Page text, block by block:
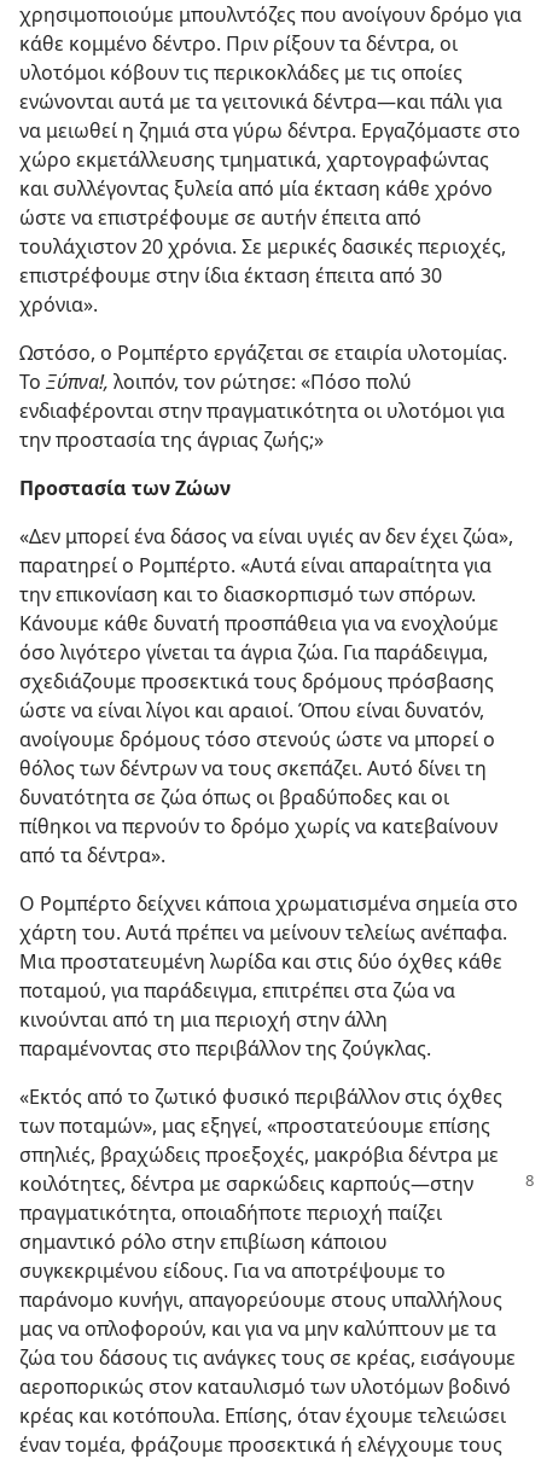
χρησιμοποιούμε μπουλντόζες που ανοίγουν δρόμο για
κάθε κομμένο δέντρο. Πριν ρίξουν τα δέντρα, οι
υλοτόμοι κόβουν τις περικοκλάδες με τις οποίες
ενώνονται αυτά με τα γειτονικά δέντρα​—και πάλι για
να μειωθεί η ζημιά στα γύρω δέντρα. Εργαζόμαστε στο
χώρο εκμετάλλευσης τμηματικά, χαρτογραφώντας
και συλλέγοντας ξυλεία από μία έκταση κάθε χρόνο
ώστε να επιστρέφουμε σε αυτήν έπειτα από
τουλάχιστον 20 χρόνια. Σε μερικές δασικές περιοχές,
επιστρέφουμε στην ίδια έκταση έπειτα από 30
χρόνια».
Ωστόσο, ο Ρομπέρτο εργάζεται σε εταιρία υλοτομίας.
Το Ξύπνα!, λοιπόν, τον ρώτησε: «Πόσο πολύ
ενδιαφέρονται στην πραγματικότητα οι υλοτόμοι για
την προστασία της άγριας ζωής;»
Προστασία των Ζώων
«Δεν μπορεί ένα δάσος να είναι υγιές αν δεν έχει ζώα»,
παρατηρεί ο Ρομπέρτο. «Αυτά είναι απαραίτητα για
την επικονίαση και το διασκορπισμό των σπόρων.
Κάνουμε κάθε δυνατή προσπάθεια για να ενοχλούμε
όσο λιγότερο γίνεται τα άγρια ζώα. Για παράδειγμα,
σχεδιάζουμε προσεκτικά τους δρόμους πρόσβασης
ώστε να είναι λίγοι και αραιοί. Όπου είναι δυνατόν,
ανοίγουμε δρόμους τόσο στενούς ώστε να μπορεί ο
θόλος των δέντρων να τους σκεπάζει. Αυτό δίνει τη
δυνατότητα σε ζώα όπως οι βραδύποδες και οι
πίθηκοι να περνούν το δρόμο χωρίς να κατεβαίνουν
από τα δέντρα».
Ο Ρομπέρτο δείχνει κάποια χρωματισμένα σημεία στο
χάρτη του. Αυτά πρέπει να μείνουν τελείως ανέπαφα.
Μια προστατευμένη λωρίδα και στις δύο όχθες κάθε
ποταμού, για παράδειγμα, επιτρέπει στα ζώα να
κινούνται από τη μια περιοχή στην άλλη
παραμένοντας στο περιβάλλον της ζούγκλας.
«Εκτός από το ζωτικό φυσικό περιβάλλον στις όχθες
των ποταμών», μας εξηγεί, «προστατεύουμε επίσης
σπηλιές, βραχώδεις προεξοχές, μακρόβια δέντρα με
κοιλότητες, δέντρα με σαρκώδεις καρπούς​—στην
πραγματικότητα, οποιαδήποτε περιοχή παίζει
σημαντικό ρόλο στην επιβίωση κάποιου
συγκεκριμένου είδους. Για να αποτρέψουμε το
παράνομο κυνήγι, απαγορεύουμε στους υπαλλήλους
μας να οπλοφορούν, και για να μην καλύπτουν με τα
ζώα του δάσους τις ανάγκες τους σε κρέας, εισάγουμε
αεροπορικώς στον καταυλισμό των υλοτόμων βοδινό
κρέας και κοτόπουλα. Επίσης, όταν έχουμε τελειώσει
έναν τομέα, φράζουμε προσεκτικά ή ελέγχουμε τους